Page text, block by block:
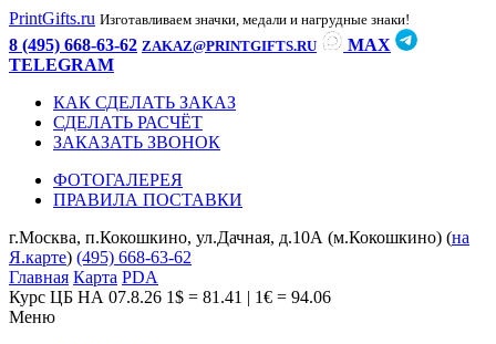
PrintGifts.ru Изготавливаем значки, медали и нагрудные знаки!
8 (495) 668-63-62 ZAKAZ@PRINTGIFTS.RU
MAX
TELEGRAM
КАК СДЕЛАТЬ ЗАКАЗ
СДЕЛАТЬ РАСЧЁТ
ЗАКАЗАТЬ ЗВОНОК
ФОТОГАЛЕРЕЯ
ПРАВИЛА ПОСТАВКИ
г.Москва, п.Кокошкино, ул.Дачная, д.10А (м.Кокошкино) (на
Я.карте) (495) 668-63-62
Главная Карта PDA
Курс ЦБ НА 07.8.26 1$ = 81.41 | 1€ = 94.06
Меню